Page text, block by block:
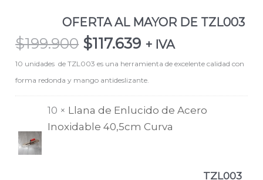
OFERTA AL MAYOR DE TZL003
$199.900 $117.639 + IVA
10 unidades de TZL003 es una herramienta de excelente calidad con
forma redonda y mango antideslizante.
10 × Llana de Enlucido de Acero
Inoxidable 40,5cm Curva
TZL003